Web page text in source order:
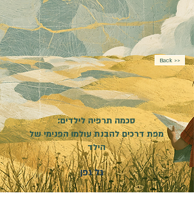
Back >>
סכמה תרפיה לילדים:
מפת דרכים להבנת עולמו הפנימי של
הילד
גל גפן